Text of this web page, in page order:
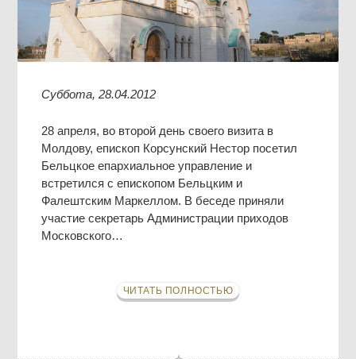
Суббота, 28.04.2012
28 апреля, во второй день своего визита в
Молдову, епископ Корсунский Нестор посетил
Бельцкое епархиальное управление и
встретился с епископом Бельцким и
Фалештским Маркеллом. В беседе приняли
участие секретарь Администрации приходов
Московского…
ЧИТАТЬ ПОЛНОСТЬЮ